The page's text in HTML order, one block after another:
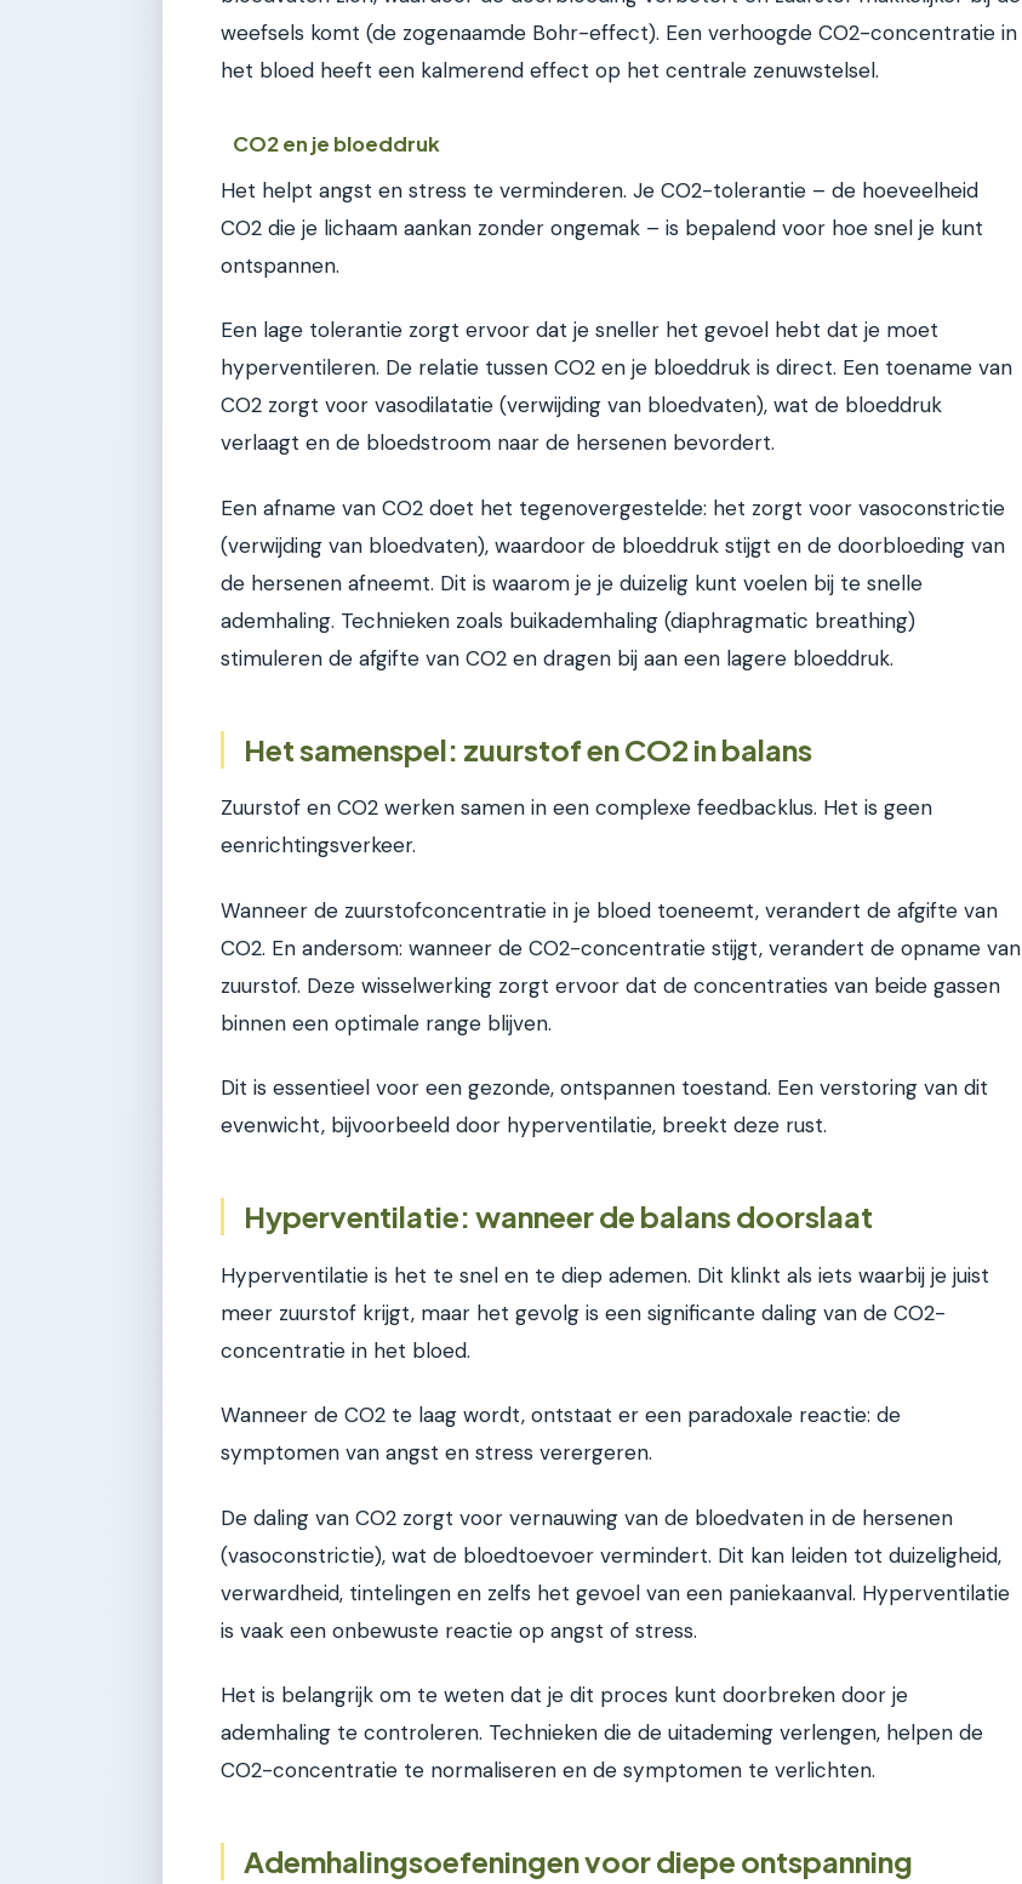
weefsels komt (de zogenaamde Bohr-effect). Een verhoogde CO2-concentratie in
het bloed heeft een kalmerend effect op het centrale zenuwstelsel.
CO2 en je bloeddruk
Het helpt angst en stress te verminderen. Je CO2-tolerantie – de hoeveelheid
CO2 die je lichaam aankan zonder ongemak – is bepalend voor hoe snel je kunt
ontspannen.
Een lage tolerantie zorgt ervoor dat je sneller het gevoel hebt dat je moet
hyperventileren. De relatie tussen CO2 en je bloeddruk is direct. Een toename van
CO2 zorgt voor vasodilatatie (verwijding van bloedvaten), wat de bloeddruk
verlaagt en de bloedstroom naar de hersenen bevordert.
Een afname van CO2 doet het tegenovergestelde: het zorgt voor vasoconstrictie
(verwijding van bloedvaten), waardoor de bloeddruk stijgt en de doorbloeding van
de hersenen afneemt. Dit is waarom je je duizelig kunt voelen bij te snelle
ademhaling. Technieken zoals buikademhaling (diaphragmatic breathing)
stimuleren de afgifte van CO2 en dragen bij aan een lagere bloeddruk.
Het samenspel: zuurstof en CO2 in balans
Zuurstof en CO2 werken samen in een complexe feedbacklus. Het is geen
eenrichtingsverkeer.
Wanneer de zuurstofconcentratie in je bloed toeneemt, verandert de afgifte van
CO2. En andersom: wanneer de CO2-concentratie stijgt, verandert de opname van
zuurstof. Deze wisselwerking zorgt ervoor dat de concentraties van beide gassen
binnen een optimale range blijven.
Dit is essentieel voor een gezonde, ontspannen toestand. Een verstoring van dit
evenwicht, bijvoorbeeld door hyperventilatie, breekt deze rust.
Hyperventilatie: wanneer de balans doorslaat
Hyperventilatie is het te snel en te diep ademen. Dit klinkt als iets waarbij je juist
meer zuurstof krijgt, maar het gevolg is een significante daling van de CO2-
concentratie in het bloed.
Wanneer de CO2 te laag wordt, ontstaat er een paradoxale reactie: de
symptomen van angst en stress verergeren.
De daling van CO2 zorgt voor vernauwing van de bloedvaten in de hersenen
(vasoconstrictie), wat de bloedtoevoer vermindert. Dit kan leiden tot duizeligheid,
verwardheid, tintelingen en zelfs het gevoel van een paniekaanval. Hyperventilatie
is vaak een onbewuste reactie op angst of stress.
Het is belangrijk om te weten dat je dit proces kunt doorbreken door je
ademhaling te controleren. Technieken die de uitademing verlengen, helpen de
CO2-concentratie te normaliseren en de symptomen te verlichten.
Ademhalingsoefeningen voor diepe ontspanning